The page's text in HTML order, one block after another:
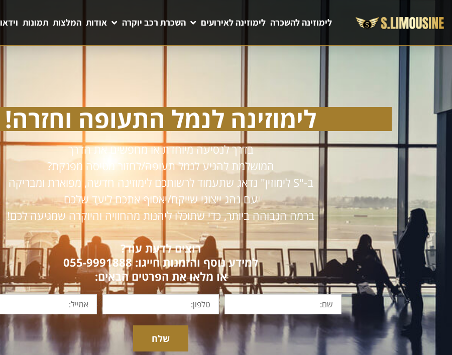
לימוזינה להשכרה לימוזינה לאירועים השכרת רכב יוקרה אודות המלצות תמונות וידאו
לימוזינה לנמל התעופה וחזרה!
בדרך לנסיעה מיוחדת או מחפשים את הדרך
המושלמת להגיע לנמל תעופה/לחזור מטיסה מפנקת?
ב-"S לימוזין" נדאג שתעמוד לרשותכם לימוזינה חדשה, מפוארת ומבריקה
עם נהג ייצוגי שייקח/יאסוף אתכם ליעד שלכם
ברמה הגבוהה ביותר, כדי שתוכלו ליהנות מהחוויה והיוקרה שמגיעה לכם!
רוצים לדעת עוד?
למידע נוסף והזמנות חייגו: 055-9991888
או מלאו את הפרטים הבאים:
שלח